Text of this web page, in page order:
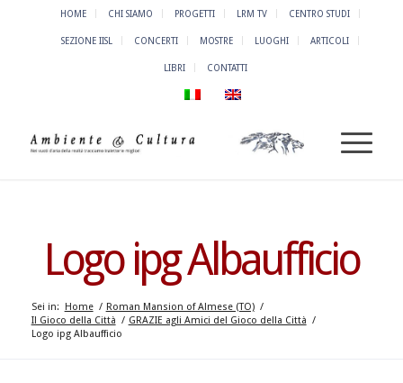
HOME CHI SIAMO PROGETTI LRM TV CENTRO STUDI
SEZIONE IISL CONCERTI MOSTRE LUOGHI ARTICOLI
LIBRI CONTATTI
Logo ipg Albaufficio
Sei in: Home / Roman Mansion of Almese (TO) /
Il Gioco della Città / GRAZIE agli Amici del Gioco della Città /
Logo ipg Albaufficio